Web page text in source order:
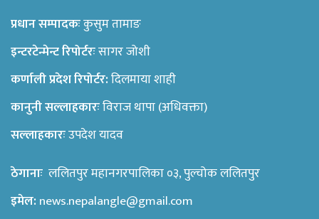
प्रधान सम्पादकःकुसुम तामाङ
इन्टरटेन्मेन्ट रिपोर्टरःसागर जोशी
कर्णाली प्रदेश रिपोर्टर:दिलमाया शाही
कानुनी सल्लाहकारःविराज थापा (अधिवक्ता)
सल्लाहकारःउपदेश यादव
ठेगानाः ललितपुर महानगरपालिका ०३, पुल्चोक ललितपुर
इमेल: news.nepalangle@gmail.com